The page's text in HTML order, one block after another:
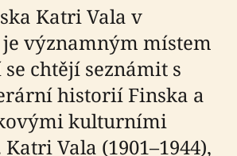
Katri Vala v
významným místem
chtějí seznámit s
historií Finska a
kulturními
Vala (1901–1944),